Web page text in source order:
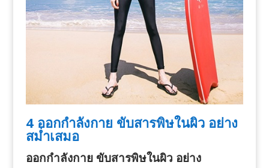
4 ออกกำลังกาย ขับสารพิษในผิว อย่าง
สม่ำเสมอ
ออกกำลังกาย ขับสารพิษในผิว อย่าง